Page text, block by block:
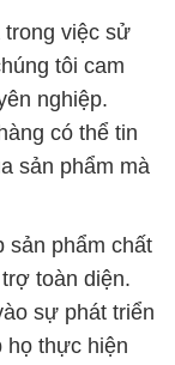
việc sử
tôi cam
nghiệp.
có thể tin
sản phẩm mà
sản phẩm chất
toàn diện.
sự phát triển
họ thực hiện